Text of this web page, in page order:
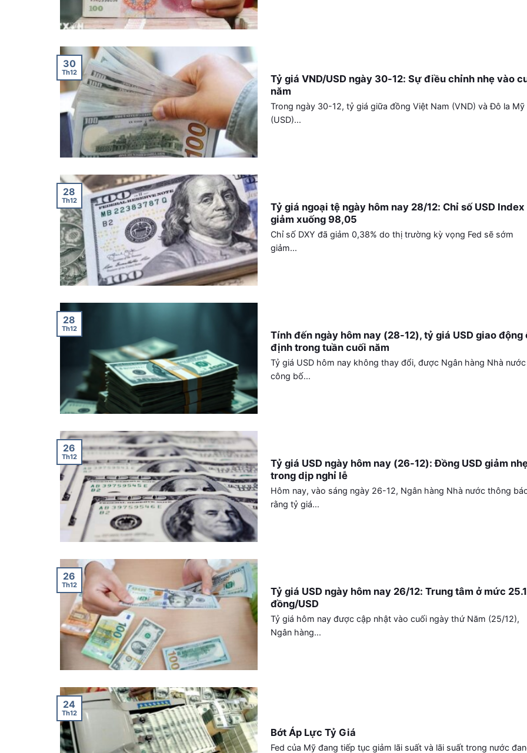
Tỷ giá VND/USD ngày 30-12: Sự điều chỉnh nhẹ vào
năm
Trong ngày 30-12, tỷ giá giữa đồng Việt Nam (VND) và Đô la Mỹ
(USD)...
30
Th12
Tỷ giá ngoại tệ ngày hôm nay 28/12: Chỉ số USD Index
giảm xuống 98,05
Chỉ số DXY đã giảm 0,38% do thị trường kỳ vọng Fed sẽ sớm
giảm...
28
Th12
Tính đến ngày hôm nay (28-12), tỷ giá USD giao động
định trong tuần cuối năm
Tỷ giá USD hôm nay không thay đổi, được Ngân hàng Nhà nước
công bố...
28
Th12
Tỷ giá USD ngày hôm nay (26-12): Đồng USD giảm
trong dịp nghỉ lễ
Hôm nay, vào sáng ngày 26-12, Ngân hàng Nhà nước thông
rằng tỷ giá...
26
Th12
Tỷ giá USD ngày hôm nay 26/12: Trung tâm ở mức
đồng/USD
Tỷ giá hôm nay được cập nhật vào cuối ngày thứ Năm (25/12),
Ngân hàng...
26
Th12
Bớt Áp Lực Tỷ Giá
Fed của Mỹ đang tiếp tục giảm lãi suất và lãi suất trong nước
24
Th12